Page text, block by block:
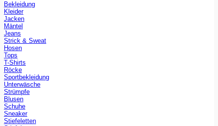
Bekleidung
Kleider
Jacken
Mäntel
Jeans
Strick & Sweat
Hosen
Tops
T-Shirts
Röcke
Sportbekleidung
Unterwäsche
Strümpfe
Blusen
Schuhe
Sneaker
Stiefeletten